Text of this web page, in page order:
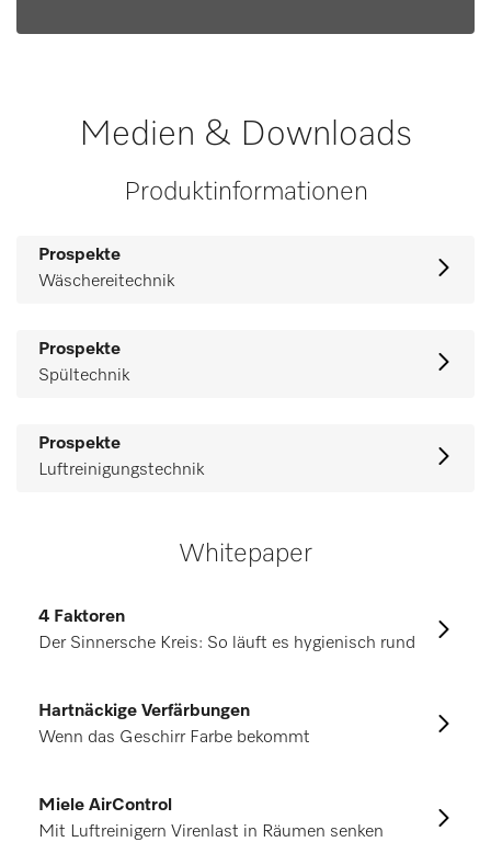
Medien & Downloads
Produktinformationen
Prospekte
Wäschereitechnik
Prospekte
Spültechnik
Prospekte
Luftreinigungstechnik
Whitepaper
4 Faktoren
Der Sinnersche Kreis: So läuft es hygienisch rund
Hartnäckige Verfärbungen
Wenn das Geschirr Farbe bekommt
Miele AirControl
Mit Luftreinigern Virenlast in Räumen senken